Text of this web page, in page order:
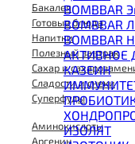
BOMBBAR
BOMBBAR
BOMBBAR
АКТИВНОЕ
КАЗЕИН
ИЗОЛЯТ
Бакалея
Готовые блюда
Напитки
Полезный завтрак
Сахар и
Сладости и снеки
Суперфуды
Аминокислоты
Аргенин